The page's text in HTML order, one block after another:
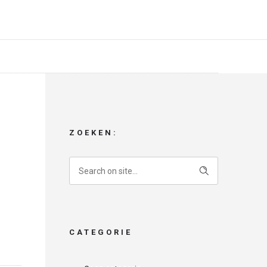
ZOEKEN:
CATEGORIE